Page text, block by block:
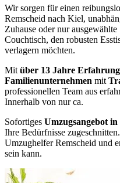
Wir sorgen für einen
Remscheid nach Kiel,
Zuhause oder nur
Couchtisch, den robusten
verlagern möchten.
Mit über 13 Jahre Erfahrung
Familienunternehmen mit
professionellen Team aus
Innerhalb von nur ca.
Sofortiges Umzugsangebot in
Ihre Bedürfnisse
Umzughelfer Remscheid und
sein kann.